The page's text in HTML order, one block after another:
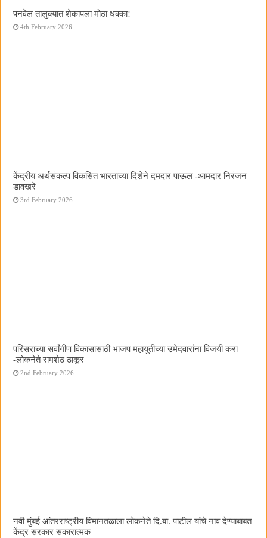
पनवेल तालुक्यात शेकापला मोठा धक्का!
4th February 2026
केंद्रीय अर्थसंकल्प विकसित भारताच्या दिशेने दमदार पाऊल -आमदार निरंजन
डावखरे
3rd February 2026
परिसराच्या सर्वांगीण विकासासाठी भाजप महायुतीच्या उमेदवारांना विजयी करा
-लोकनेते रामशेठ ठाकूर
2nd February 2026
नवी मुंबई आंतरराष्ट्रीय विमानतळाला लोकनेते दि.बा. पाटील यांचे नाव देण्याबाबत
केंद्र सरकार सकारात्मक